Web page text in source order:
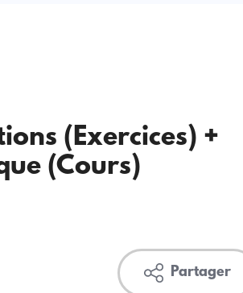
(Exercices) +
(Cours)
Partager